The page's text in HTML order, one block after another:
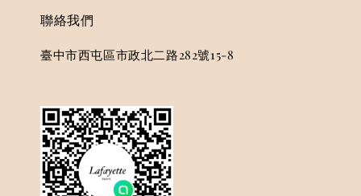
聯絡我們
臺中市西屯區市政北二路282號15-8